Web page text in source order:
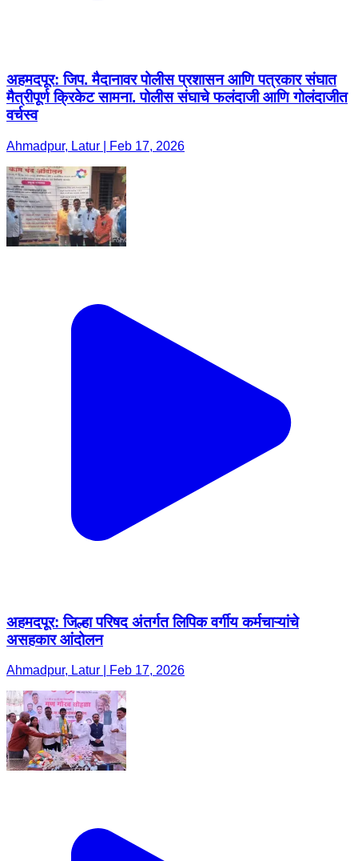
अहमदपूर: जिप. मैदानावर पोलीस प्रशासन आणि पत्रकार संघात
मैत्रीपूर्ण क्रिकेट सामना. पोलीस संघाचे फलंदाजी आणि गोलंदाजीत
वर्चस्व
Ahmadpur, Latur | Feb 17, 2026
अहमदपूर: जिल्हा परिषद अंतर्गत लिपिक वर्गीय कर्मचाऱ्यांचे
असहकार आंदोलन
Ahmadpur, Latur | Feb 17, 2026